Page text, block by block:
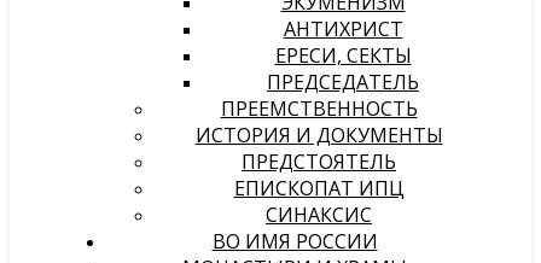
АНТИХРИСТ
ЕРЕСИ, СЕКТЫ
ПРЕДСЕДАТЕЛЬ
ПРЕЕМСТВЕННОСТЬ
ИСТОРИЯ И ДОКУМЕНТЫ
ПРЕДСТОЯТЕЛЬ
ЕПИСКОПАТ ИПЦ
СИНАКСИС
ВО ИМЯ РОССИИ